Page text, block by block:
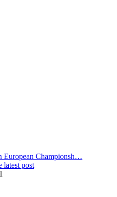
European Championsh…
latest post